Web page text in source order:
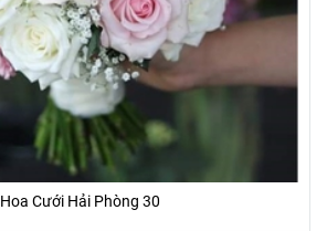
Hoa Cưới Hải Phòng 30